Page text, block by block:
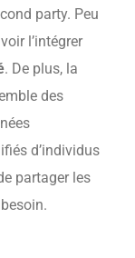
party. Peu
l’intégrer
. De plus, la
des
d’individus
partager les